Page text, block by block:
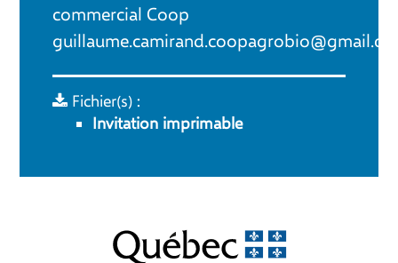
commercial Coop
Fichier(s) :
Invitation imprimable